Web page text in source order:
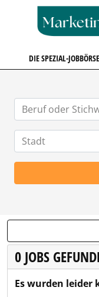
DIE SPEZIAL-
0 JOBS
Es wurden leider